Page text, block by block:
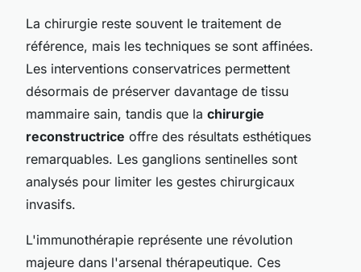
La chirurgie reste souvent le traitement de
référence, mais les techniques se sont affinées.
Les interventions conservatrices permettent
désormais de préserver davantage de tissu
mammaire sain, tandis que la chirurgie
reconstructrice offre des résultats esthétiques
remarquables. Les ganglions sentinelles sont
analysés pour limiter les gestes chirurgicaux
invasifs.
L'immunothérapie représente une révolution
majeure dans l'arsenal thérapeutique. Ces